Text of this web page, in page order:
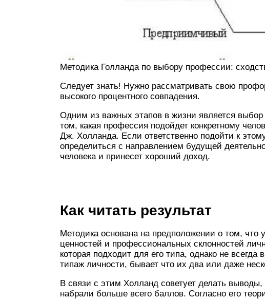
Методика Голланда по выбору профессии:
Следует знать! Нужно рассматривать свою
высокого процентного совпадения.
Одним из важных этапов в жизни является
том, какая профессия подойдет конкретному
Дж. Холланда. Если ответственно подойти к
определиться с направлением будущей
человека и принесет хороший доход.
Как читать результат
Методика основана на предположении о том,
ценностей и профессиональных склонностей
которая подходит для его типа, однако не
типаж личности, бывает что их два или даже
В связи с этим Холланд советует делать
набрали больше всего баллов. Согласно его